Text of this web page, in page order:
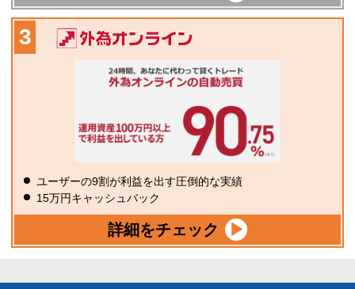
ユーザーの9割が利益を出す圧倒的な実績
15万円キャッシュバック
詳細をチェック